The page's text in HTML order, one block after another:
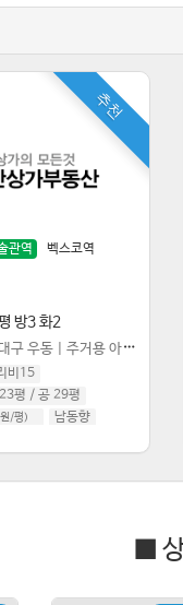
추천
관역 벡스코역
방3 화2
구 우동 주거용 아파트/주상복합
비15
평 / 공 29평
/평)
남동향
■